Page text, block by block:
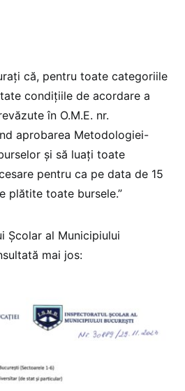
că, pentru toate categoriile
condițiile de acordare a
în O.M.E. nr.
aprobarea Metodologiei-
și să luați toate
pentru ca pe data de 15
plătite toate bursele.”
Școlar al Municipiului
mai jos: